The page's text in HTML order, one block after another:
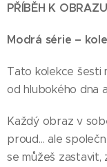
PŘÍBĚH K OBRAZU
Modrá série –
Tato kolekce šesti
od hlubokého dna
Každý obraz v
proud… ale
se můžeš zastavit,